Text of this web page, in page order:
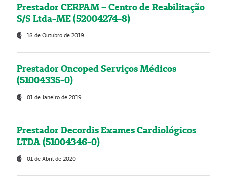
Prestador CERPAM – Centro de Reabilitação
S/S Ltda-ME (52004274-8)
18 de Outubro de 2019
Prestador Oncoped Serviços Médicos
(51004335-0)
01 de Janeiro de 2019
Prestador Decordis Exames Cardiológicos
LTDA (51004346-0)
01 de Abril de 2020